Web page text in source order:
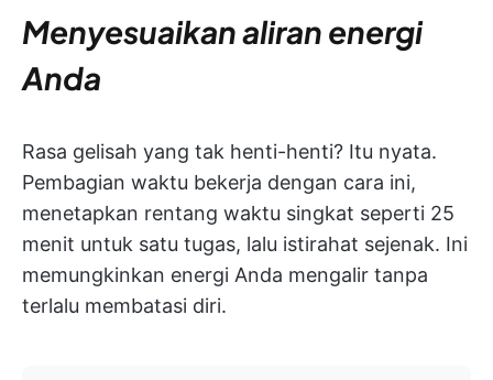
Menyesuaikan aliran energi
Anda
Rasa gelisah yang tak henti-henti? Itu nyata.
Pembagian waktu bekerja dengan cara ini,
menetapkan rentang waktu singkat seperti 25
menit untuk satu tugas, lalu istirahat sejenak. Ini
memungkinkan energi Anda mengalir tanpa
terlalu membatasi diri.